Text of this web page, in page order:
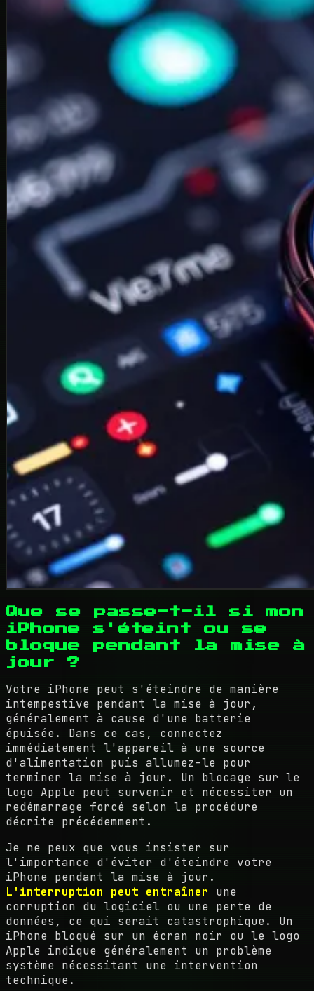
Que se passe-t-il si mon
iPhone s'éteint ou se
bloque pendant la mise à
jour ?
Votre iPhone peut s'éteindre de manière
intempestive pendant la mise à jour,
généralement à cause d'une batterie
épuisée. Dans ce cas, connectez
immédiatement l'appareil à une source
d'alimentation puis allumez-le pour
terminer la mise à jour. Un blocage sur le
logo Apple peut survenir et nécessiter un
redémarrage forcé selon la procédure
décrite précédemment.
Je ne peux que vous insister sur
l'importance d'éviter d'éteindre votre
iPhone pendant la mise à jour.
L'interruption peut entraîner une
corruption du logiciel ou une perte de
données, ce qui serait catastrophique. Un
iPhone bloqué sur un écran noir ou le logo
Apple indique généralement un problème
système nécessitant une intervention
technique.